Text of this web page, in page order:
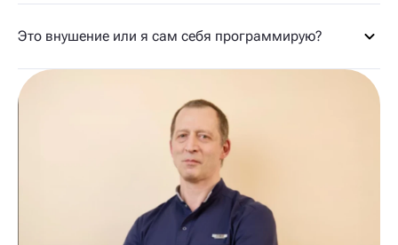
Это внушение или я сам себя программирую?